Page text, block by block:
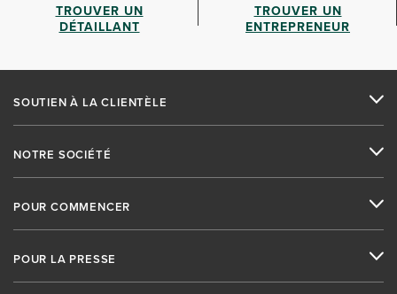
TROUVER UN
DÉTAILLANT
TROUVER UN
ENTREPRENEUR
SOUTIEN À LA CLIENTÈLE
NOTRE SOCIÉTÉ
POUR COMMENCER
POUR LA PRESSE